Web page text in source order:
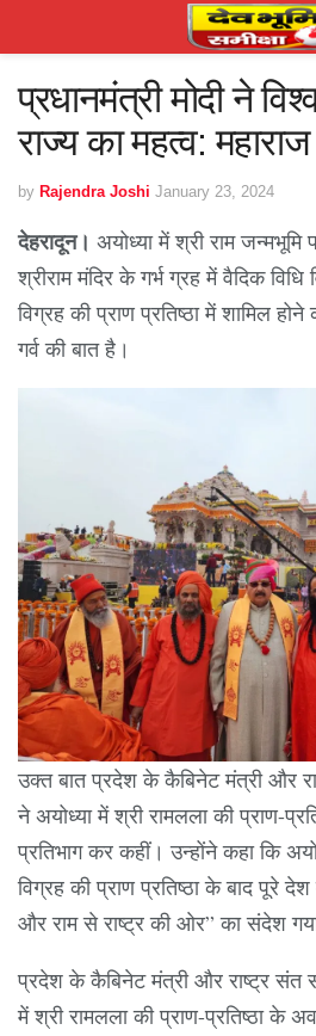
प्रधानमंत्री मोदी ने
राज्य का महत्व: महाराज
by Rajendra Joshi January 23, 2024
देहरादून। अयोध्या में श्री राम
श्रीराम मंदिर के गर्भ ग्रह में वैदिक
विग्रह की प्राण प्रतिष्ठा में शामिल
गर्व की बात है।
उक्त बात प्रदेश के कैबिनेट मंत्री और
ने अयोध्या में श्री रामलला की प्राण-
प्रतिभाग कर कहीं। उन्होंने कहा कि
विग्रह की प्राण प्रतिष्ठा के बाद पूरे
और राम से राष्ट्र की ओर” का संदेश
प्रदेश के कैबिनेट मंत्री और राष्ट्र संत
में श्री रामलला की प्राण-प्रतिष्ठा के